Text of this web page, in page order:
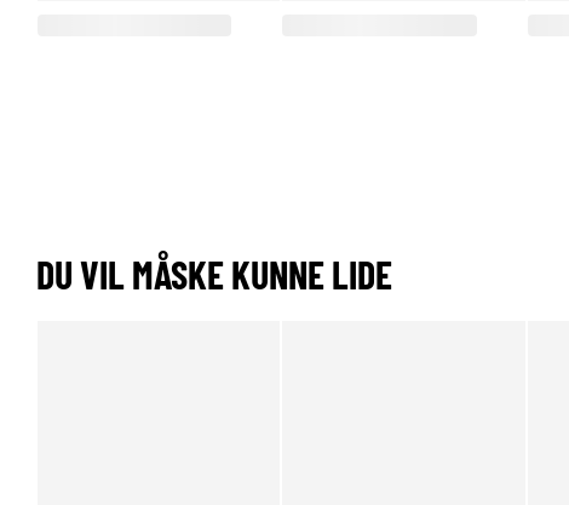
DU VIL MÅSKE KUNNE LIDE